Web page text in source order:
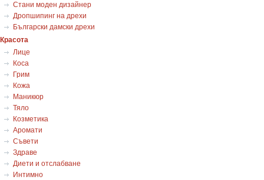
Стани моден дизайнер
Дропшипинг на дрехи
Български дамски дрехи
Красота
Лице
Коса
Грим
Кожа
Маникюр
Тяло
Козметика
Аромати
Съвети
Здраве
Диети и отслабване
Интимно